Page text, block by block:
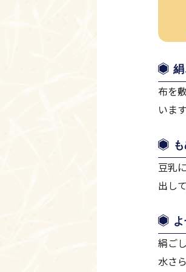
布を
いま
豆乳
出し
絹ご
水さ